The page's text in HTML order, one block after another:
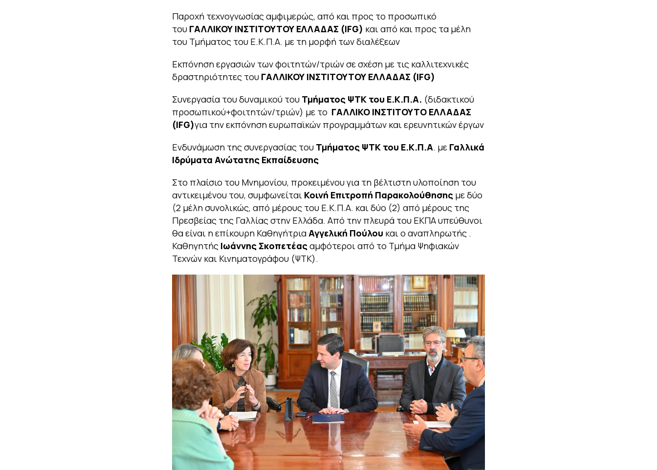
Παροχή τεχνογνωσίας αμφιμερώς, από και προς το προσωπικό
του ΓΑΛΛΙΚΟΥ ΙΝΣΤΙΤΟΥΤΟΥ ΕΛΛΑΔΑΣ (IFG) και από και προς τα μέλη
του Τμήματος του Ε.Κ.Π.Α. με τη μορφή των διαλέξεων
Εκπόνηση εργασιών των φοιτητών/τριών σε σχέση με τις καλλιτεχνικές
δραστηριότητες του ΓΑΛΛΙΚΟΥ ΙΝΣΤΙΤΟΥΤΟΥ ΕΛΛΑΔΑΣ (IFG)
Συνεργασία του δυναμικού του Τμήματος ΨΤΚ του Ε.Κ.Π.Α. (διδακτικού
προσωπικού+φοιτητών/τριών) με το ΓΑΛΛΙΚΟ ΙΝΣΤΙΤΟΥΤΟ ΕΛΛΑΔΑΣ
(IFG)για την εκπόνηση ευρωπαϊκών προγραμμάτων και ερευνητικών έργων
Ενδυνάμωση της συνεργασίας του Τμήματος ΨΤΚ του Ε.Κ.Π.Α. με Γαλλικά
Ιδρύματα Ανώτατης Εκπαίδευσης
Στο πλαίσιο του Μνημονίου, προκειμένου για τη βέλτιστη υλοποίηση του
αντικειμένου του, συμφωνείται Κοινή Επιτροπή Παρακολούθησης με δύο
(2 μέλη συνολικώς, από μέρους του Ε.Κ.Π.Α. και δύο (2) από μέρους της
Πρεσβείας της Γαλλίας στην Ελλάδα. Aπό την πλευρά του ΕΚΠΑ υπεύθυνοι
θα είναι η επίκουρη ΚαθηγήτριαΑγγελική Πούλου και ο αναπληρωτής .
ΚαθηγητήςΙωάννης Σκοπετέας αμφότεροι από το Τμήμα Ψηφιακών
Τεχνών και Κινηματογράφου (ΨΤΚ).